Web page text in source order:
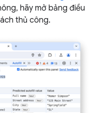
hãy mở bảng điều
thủ công.